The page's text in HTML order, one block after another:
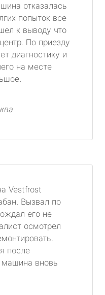
отказалась
попыток все
к выводу что
По приезду
диагностику и
на месте
Vestfrost
Вызвал по
его не
осмотрел
после
машина вновь